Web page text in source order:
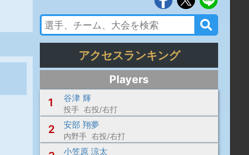
アクセスランキング
Players
1
谷津 輝
投手 右投/右打
2 安部 翔夢
内野手 右投/右打
小笠原 涼太